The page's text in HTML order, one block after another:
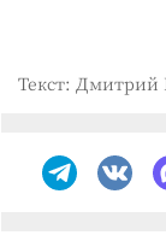
Текст: Дмитрий